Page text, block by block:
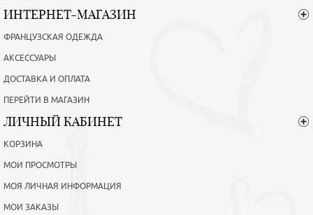
ИНТЕРНЕТ-МАГАЗИН
ФРАНЦУЗСКАЯ ОДЕЖДА
АКСЕССУАРЫ
ДОСТАВКА И ОПЛАТА
ПЕРЕЙТИ В МАГАЗИН
ЛИЧНЫЙ КАБИНЕТ
КОРЗИНА
МОИ ПРОСМОТРЫ
МОЯ ЛИЧНАЯ ИНФОРМАЦИЯ
МОИ ЗАКАЗЫ